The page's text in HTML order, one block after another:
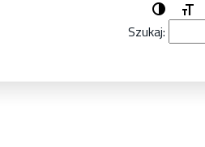
Przełącz
Szukaj: